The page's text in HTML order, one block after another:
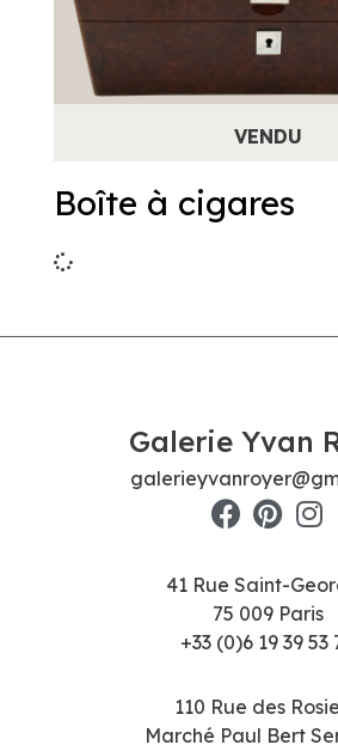
Boîte à cigares
Galerie Yvan
41 Rue Saint-
75 009 Paris
+33 (0)6 19 39 53
110 Rue des
Marché Paul Bert